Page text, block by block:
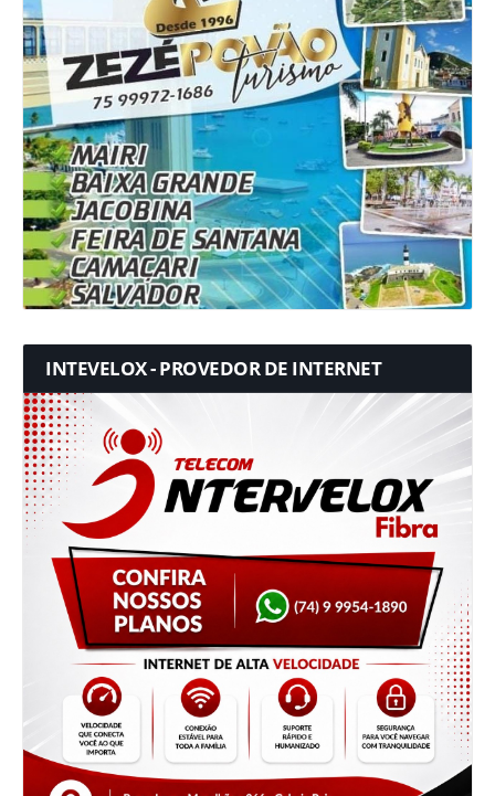
INTEVELOX - PROVEDOR DE INTERNET